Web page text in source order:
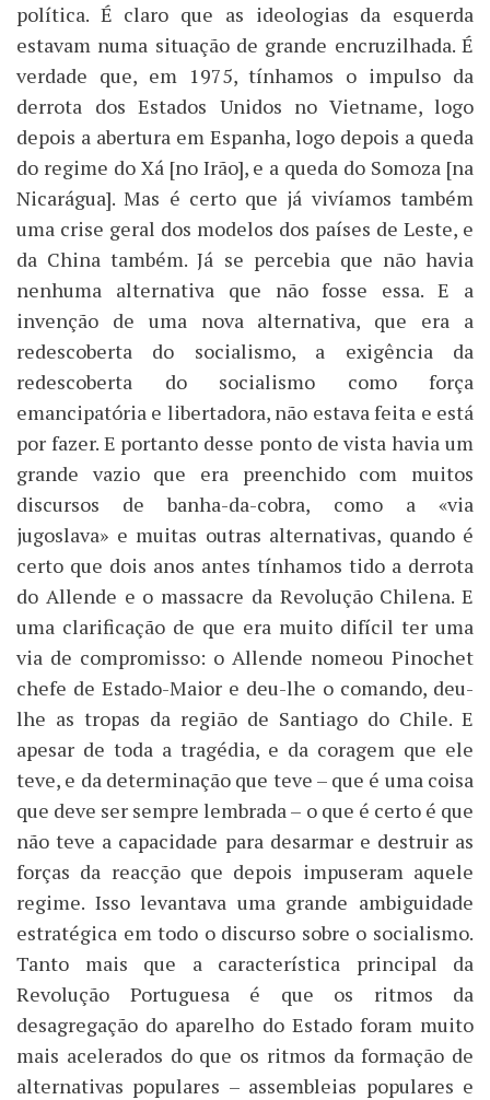
política. É claro que as ideologias da esquerda
estavam numa situação de grande encruzilhada. É
verdade que, em 1975, tínhamos o impulso da
derrota dos Estados Unidos no Vietname, logo
depois a abertura em Espanha, logo depois a queda
do regime do Xá [no Irão], e a queda do Somoza [na
Nicarágua]. Mas é certo que já vivíamos também
uma crise geral dos modelos dos países de Leste, e
da China também. Já se percebia que não havia
nenhuma alternativa que não fosse essa. E a
invenção de uma nova alternativa, que era a
redescoberta do socialismo, a exigência da
redescoberta do socialismo como força
emancipatória e libertadora, não estava feita e está
por fazer. E portanto desse ponto de vista havia um
grande vazio que era preenchido com muitos
discursos de banha-da-cobra, como a «via
jugoslava» e muitas outras alternativas, quando é
certo que dois anos antes tínhamos tido a derrota
do Allende e o massacre da Revolução Chilena. E
uma clarificação de que era muito difícil ter uma
via de compromisso: o Allende nomeou Pinochet
chefe de Estado-Maior e deu-lhe o comando, deu-
lhe as tropas da região de Santiago do Chile. E
apesar de toda a tragédia, e da coragem que ele
teve, e da determinação que teve – que é uma coisa
que deve ser sempre lembrada – o que é certo é que
não teve a capacidade para desarmar e destruir as
forças da reacção que depois impuseram aquele
regime. Isso levantava uma grande ambiguidade
estratégica em todo o discurso sobre o socialismo.
Tanto mais que a característica principal da
Revolução Portuguesa é que os ritmos da
desagregação do aparelho do Estado foram muito
mais acelerados do que os ritmos da formação de
alternativas populares – assembleias populares e